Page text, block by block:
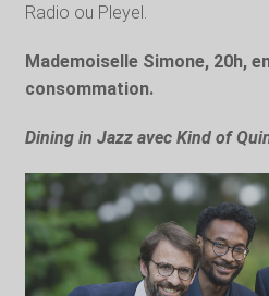
Radio ou Pleyel.
Mademoiselle Simone, 20h,
consommation.
Dining in Jazz avec Kind of